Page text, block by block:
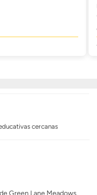
cercanas
Green Lane Meadows